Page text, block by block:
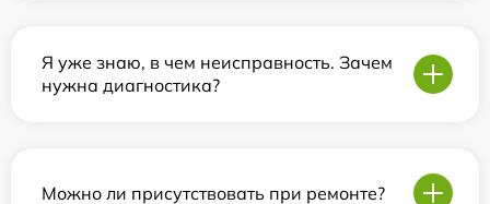
Я уже знаю, в чем неисправность. Зачем
нужна диагностика?
Можно ли присутствовать при ремонте?